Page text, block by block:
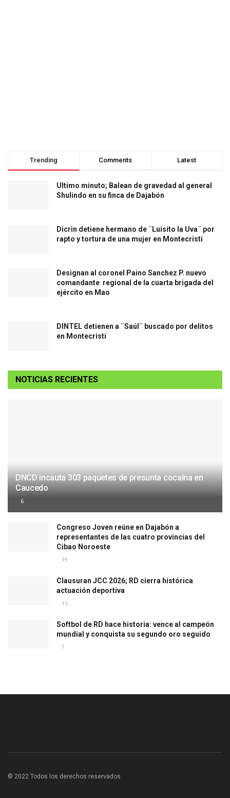
Trending Comments Latest
Ultimo minuto; Balean de gravedad al general
Shulindo en su finca de Dajabón
Dicrin detiene hermano de ¨Luisito la Uva¨ por
rapto y tortura de una mujer en Montecristi
Designan al coronel Paino Sanchez P. nuevo
comandante regional de la cuarta brigada del
ejército en Mao
DINTEL detienen a ¨Saúl¨ buscado por delitos
en Montecristi
NOTICIAS RECIENTES
DNCD incauta 303 paquetes de presunta cocaína en
Caucedo
6
Congreso Joven reúne en Dajabón a
representantes de las cuatro provincias del
Cibao Noroeste
19
Clausuran JCC 2026; RD cierra histórica
actuación deportiva
11
Softbol de RD hace historia: vence al campeón
mundial y conquista su segundo oro seguido
7
© 2022 Todos los derechos reservados